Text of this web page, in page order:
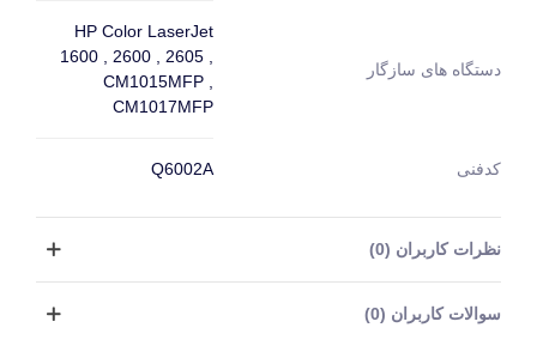
دستگاه های سازگار
HP Color LaserJet
1600 , 2600 , 2605 ,
CM1015MFP ,
CM1017MFP
کدفنی Q6002A
نظرات کاربران (0)
سوالات کاربران (0)